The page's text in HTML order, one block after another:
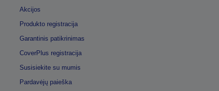
Akcijos
Produkto registracija
Garantinis patikrinimas
CoverPlus registracija
Susisiekite su mumis
Pardavėjų paieška